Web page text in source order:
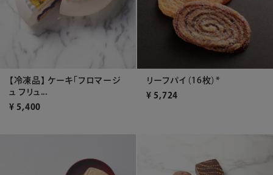
【冷凍品】 ケーキ「フロマージ
ュ フリュ...
¥ 5,400
リーフパイ（16枚）*
¥ 5,724